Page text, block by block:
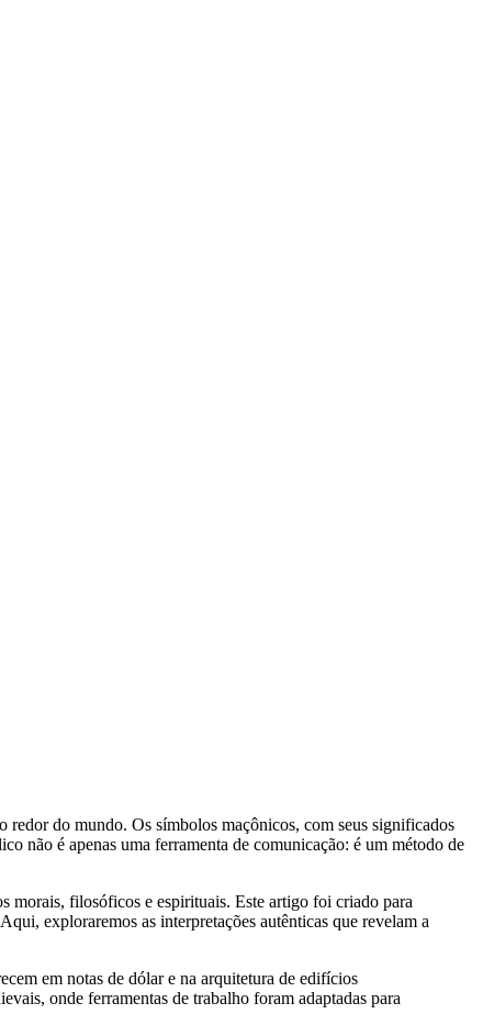
redor do mundo. Os símbolos maçônicos, com seus significados
não é apenas uma ferramenta de comunicação: é um método de
morais, filosóficos e espirituais. Este artigo foi criado para
exploraremos as interpretações autênticas que revelam a
em notas de dólar e na arquitetura de edifícios
onde ferramentas de trabalho foram adaptadas para